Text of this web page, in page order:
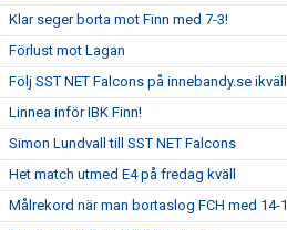
Klar seger borta mot Finn med 7-3!
Förlust mot Lagan
Följ SST NET Falcons på innebandy.se ikväll
Linnea inför IBK Finn!
Simon Lundvall till SST NET Falcons
Het match utmed E4 på fredag kväll
Målrekord när man bortaslog FCH med 14-1